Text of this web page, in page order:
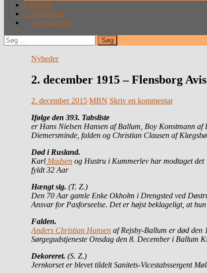
Leksikon
Lokalhistorie
Introduction
Søg
efter:
Nyheder
2. december 1915 – Flensborg
2. december 2015 MBN Skriv en kommentar
Ifølge den 393. Tabsliste
er Hans Nielsen Hansen af Ballum, Boy Konstmann af
Diemersminde, falden og Christian Clausen af
Død i Rusland.
Karl Madsen og Hustru i Kummerlev har modtaget
fyldt 32 Aar
Hængt sig. (T. Z.)
Den 70 Aar gamle Enke Okholm i Drengsted ved
Ansvar for Pasforseelse. Det er højst beklageligt, at
Falden.
Anders Christian Hansen af Rejsby-Ballum er død den
Sørgegudstjeneste Onsdag den 8. December i Ballum
Dekoreret. (S. Z.)
Jernkorset er blevet tildelt Sanitets-Vicestabssergent